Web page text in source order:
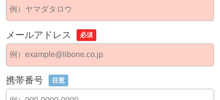
メールアドレス 必須
携帯番号 任意